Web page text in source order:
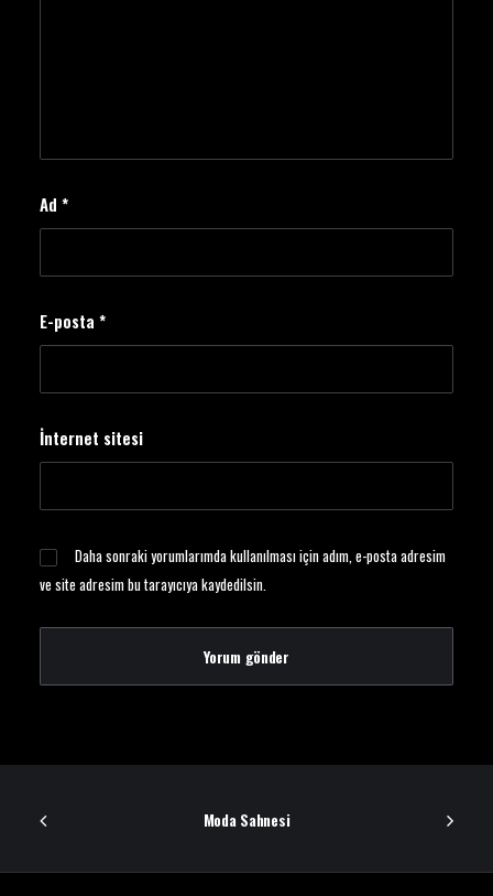
Ad *
E-posta *
İnternet sitesi
Daha sonraki yorumlarımda kullanılması için adım, e-posta adresim
ve site adresim bu tarayıcıya kaydedilsin.
Moda Sahnesi